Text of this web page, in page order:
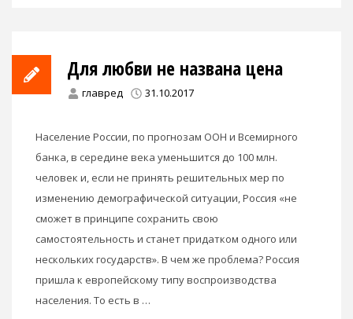
Для любви не названа цена
главред 31.10.2017
Население России, по прогнозам ООН и Всемирного
банка, в середине века уменьшится до 100 млн.
человек и, если не принять решительных мер по
изменению демографической ситуации, Россия «не
сможет в принципе сохранить свою
самостоятельность и станет придатком одного или
нескольких государств». В чем же проблема? Россия
пришла к европейскому типу воспроизводства
населения. То есть в …